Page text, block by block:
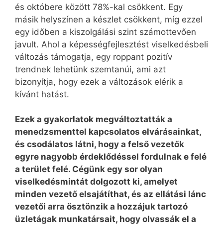
és októbere között 78%-kal csökkent. Egy
másik helyszínen a készlet csökkent, míg ezzel
egy időben a kiszolgálási szint számottevően
javult. Ahol a képességfejlesztést viselkedésbeli
változás támogatja, egy roppant pozitív
trendnek lehetünk szemtanúi, ami azt
bizonyítja, hogy ezek a változások elérik a
kívánt hatást.
Ezek a gyakorlatok megváltoztatták a
menedzsmenttel kapcsolatos elvárásainkat,
és csodálatos látni, hogy a felső vezetők
egyre nagyobb érdeklődéssel fordulnak e felé
a terület felé. Cégünk egy sor olyan
viselkedésmintát dolgozott ki, amelyet
minden vezető elsajátíthat, és az ellátási lánc
vezetői arra ösztönzik a hozzájuk tartozó
üzletágak munkatársait, hogy olvassák el a